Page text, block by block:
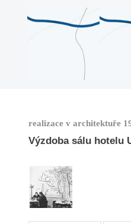
realizace v architektuře
Výzdoba sálu hotelu